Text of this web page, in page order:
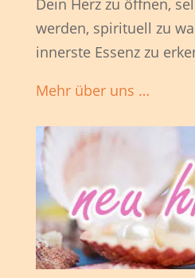
Dein Herz zu öffnen,
werden, spirituell zu
innerste Essenz zu
Mehr über uns …